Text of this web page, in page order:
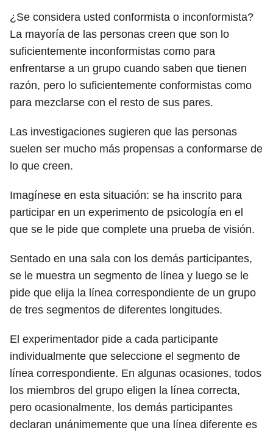
¿Se considera usted conformista o inconformista?
La mayoría de las personas creen que son lo
suficientemente inconformistas como para
enfrentarse a un grupo cuando saben que tienen
razón, pero lo suficientemente conformistas como
para mezclarse con el resto de sus pares.
Las investigaciones sugieren que las personas
suelen ser mucho más propensas a conformarse de
lo que creen.
Imagínese en esta situación: se ha inscrito para
participar en un experimento de psicología en el
que se le pide que complete una prueba de visión.
Sentado en una sala con los demás participantes,
se le muestra un segmento de línea y luego se le
pide que elija la línea correspondiente de un grupo
de tres segmentos de diferentes longitudes.
El experimentador pide a cada participante
individualmente que seleccione el segmento de
línea correspondiente. En algunas ocasiones, todos
los miembros del grupo eligen la línea correcta,
pero ocasionalmente, los demás participantes
declaran unánimemente que una línea diferente es